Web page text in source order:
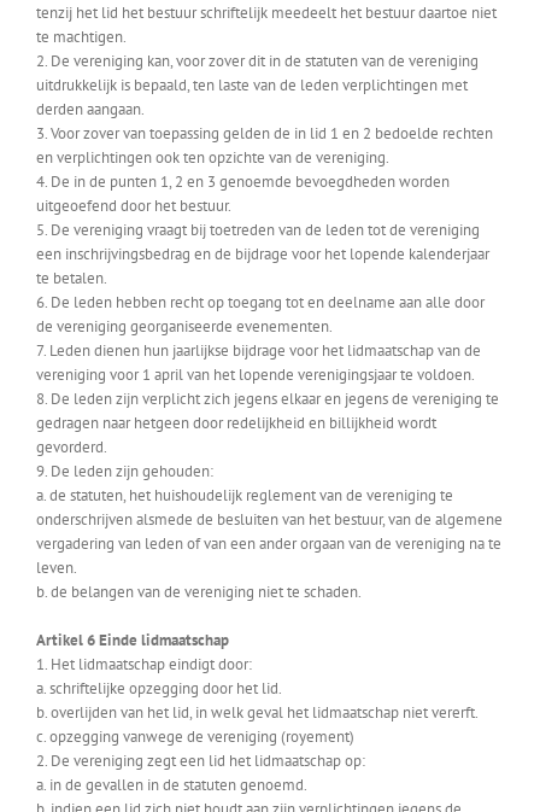
tenzij het lid het bestuur schriftelijk meedeelt het bestuur daartoe niet
te machtigen.
2. De vereniging kan, voor zover dit in de statuten van de vereniging
uitdrukkelijk is bepaald, ten laste van de leden verplichtingen met
derden aangaan.
3. Voor zover van toepassing gelden de in lid 1 en 2 bedoelde rechten
en verplichtingen ook ten opzichte van de vereniging.
4. De in de punten 1, 2 en 3 genoemde bevoegdheden worden
uitgeoefend door het bestuur.
5. De vereniging vraagt bij toetreden van de leden tot de vereniging
een inschrijvingsbedrag en de bijdrage voor het lopende kalenderjaar
te betalen.
6. De leden hebben recht op toegang tot en deelname aan alle door
de vereniging georganiseerde evenementen.
7. Leden dienen hun jaarlijkse bijdrage voor het lidmaatschap van de
vereniging voor 1 april van het lopende verenigingsjaar te voldoen.
8. De leden zijn verplicht zich jegens elkaar en jegens de vereniging te
gedragen naar hetgeen door redelijkheid en billijkheid wordt
gevorderd.
9. De leden zijn gehouden:
a. de statuten, het huishoudelijk reglement van de vereniging te
onderschrijven alsmede de besluiten van het bestuur, van de algemene
vergadering van leden of van een ander orgaan van de vereniging na te
leven.
b. de belangen van de vereniging niet te schaden.
Artikel 6 Einde lidmaatschap
1. Het lidmaatschap eindigt door:
a. schriftelijke opzegging door het lid.
b. overlijden van het lid, in welk geval het lidmaatschap niet vererft.
c. opzegging vanwege de vereniging (royement)
2. De vereniging zegt een lid het lidmaatschap op:
a. in de gevallen in de statuten genoemd.